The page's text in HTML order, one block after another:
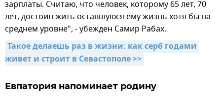
зарплаты. Считаю, что человек, которому 65 лет, 70
лет, достоин жить оставшуюся ему жизнь хотя бы на
среднем уровне", - убежден Самир Рабах.
Такое делаешь раз в жизни: как серб годами
живет и строит в Севастополе >>
Евпатория напоминает родину